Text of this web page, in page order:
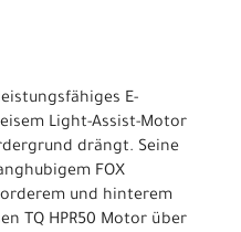
E-
Light-Assist-Motor
drängt. Seine
FOX
und hinterem
TQ HPR50 Motor über